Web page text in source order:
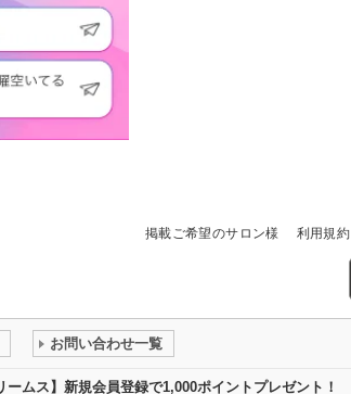
掲載ご希望のサロン様 利用規約
お問い合わせ一覧
ームス】新規会員登録で1,000ポイントプレゼント！